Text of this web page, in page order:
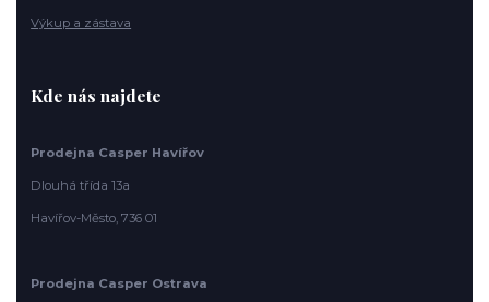
Výkup a zástava
Kde nás najdete
Prodejna Casper Havířov
Dlouhá třída 13a
Havířov-Město, 736 01
Prodejna Casper Ostrava